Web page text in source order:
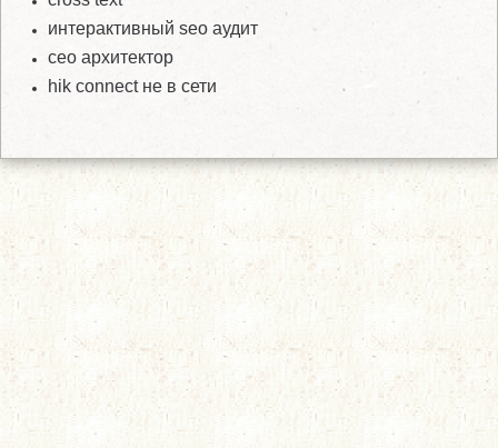
интерактивный seo аудит
сео архитектор
hik connect не в сети